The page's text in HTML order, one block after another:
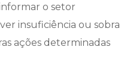
o setor
insuficiência ou sobra
ações determinadas